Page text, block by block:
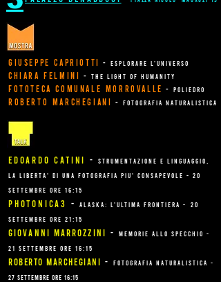
giuseppe capriotti -esplorare l'universo
chiara felmini - the light of humanity
fototeca comunale morrovalle -poliedro
roberto marchegiani - fotografia naturalistica
edoardo catini -strumentazione e linguaggio,
la liberta' di una fotografia piu' consapevole - 20
settembre ore 16:15
photonica3 -alaska: l'ultima frontiera -
20
settembre ore 21:15
giovanni marrozzini -
memorie allo specchio -
21 settembre ore 16:15
roberto marchegiani -fotografia naturalistica -
27 settembre ore 16:15